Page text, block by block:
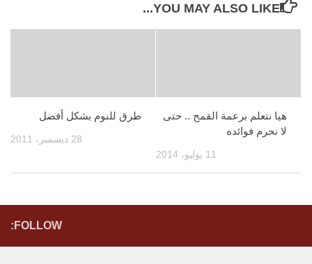
YOU MAY ALSO LIKE...
طرق للنوم بشكل أفضل
28 ديسمبر، 2011
هيا نتعلم برعمة القمح .. حتى
لا نحرم فوائده
11 يوليو، 2014
FOLLOW: